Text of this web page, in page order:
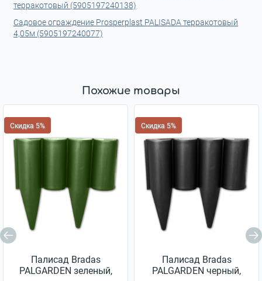
терракотовый (5905197240138)
Садовое ограждение Prosperplast PALISADA терракотовый
4,05м (5905197240077)
Похожие товары
Скидка 5%
Палисад Bradas
PALGARDEN зеленый,
Скидка 5%
Палисад Bradas
PALGARDEN черный,